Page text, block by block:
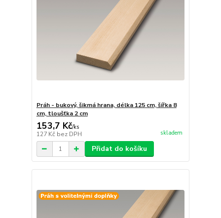
Práh - bukový, šikmá hrana, délka 125 cm, šířka 8
cm, tloušťka 2 cm
153,7 Kč/ks
127 Kč bez DPH skladem
Přidat do košíku